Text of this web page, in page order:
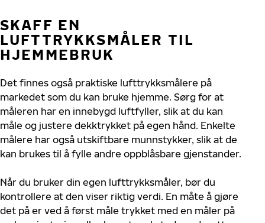
SKAFF EN
LUFTTRYKKSMÅLER TIL
HJEMMEBRUK
Det finnes også praktiske lufttrykksmålere på
markedet som du kan bruke hjemme. Sørg for at
måleren har en innebygd luftfyller, slik at du kan
måle og justere dekktrykket på egen hånd. Enkelte
målere har også utskiftbare munnstykker, slik at de
kan brukes til å fylle andre oppblåsbare gjenstander.
Når du bruker din egen lufttrykksmåler, bør du
kontrollere at den viser riktig verdi. En måte å gjøre
det på er ved å først måle trykket med en måler på